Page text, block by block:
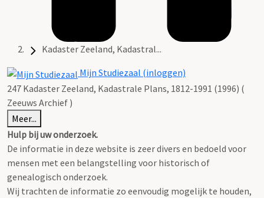
Kadaster Zeeland, Kadastral...
Mijn Studiezaal (inloggen)
247 Kadaster Zeeland, Kadastrale Plans, 1812-1991 (1996) (
Zeeuws Archief )
Meer...
Hulp bij uw onderzoek.
De informatie in deze website is zeer divers en bedoeld voor
mensen met een belangstelling voor historisch of
genealogisch onderzoek.
Wij trachten de informatie zo eenvoudig mogelijk te houden,